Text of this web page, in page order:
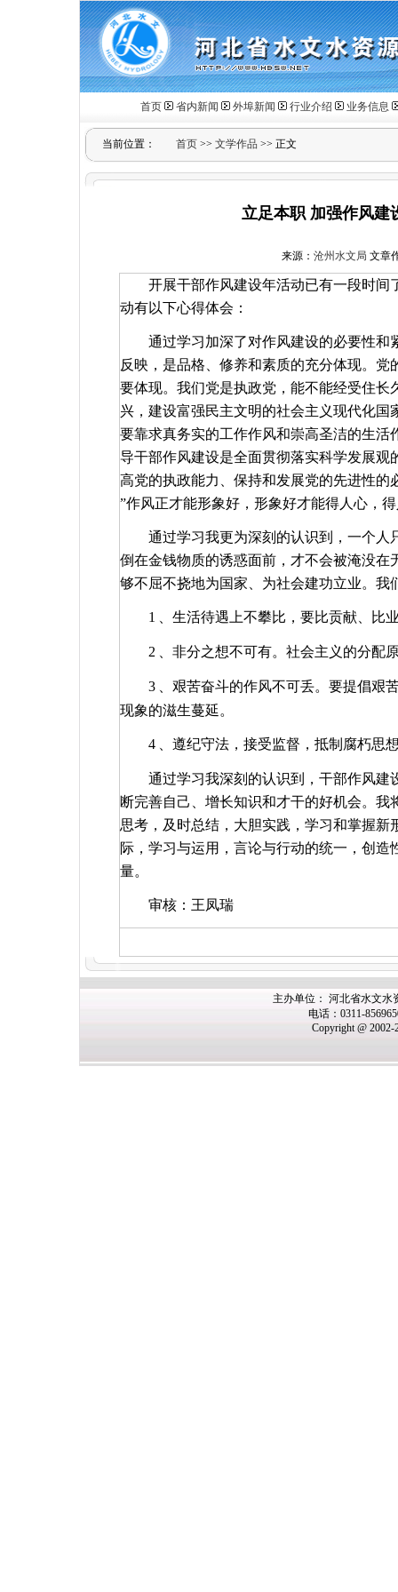
首页 省内新闻 外埠新闻 行业介绍 业务信息
当前位置： 首页 >> 文学作品 >> 正文
立足本职 加强作风
来源： 沧州水文局 文章
开展干部作风建设年活动已有一段时
动有以下心得体会：
通过学习加深了对作风建设的必要性
反映，是品格、修养和素质的充分体现。
要体现。我们党是执政党，能不能经受住
兴，建设富强民主文明的社会主义现代化
要靠求真务实的工作作风和崇高圣洁的生
导干部作风建设是全面贯彻落实科学发展
高党的执政能力、保持和发展党的先进性
”作风正才能形象好，形象好才能得人心，
通过学习我更为深刻的认识到，一个
倒在金钱物质的诱惑面前，才不会被淹没
够不屈不挠地为国家、为社会建功立业。我
1 、生活待遇上不攀比，要比贡献、比
2 、非分之想不可有。社会主义的分配
3
、艰苦奋斗的作风不可丢。要提倡艰
现象的滋生蔓延。
4 、遵纪守法，接受监督，抵制腐朽思
通过学习我深刻的认识到，干部作风
断完善自己、增长知识和才干的好机会。
思考，及时总结，大胆实践，学习和掌握
际，学习与运用，言论与行动的统一，创
量。
审核：王凤瑞
主办单位： 河北省水文水
电话：0311-
Copyright @ 2002-